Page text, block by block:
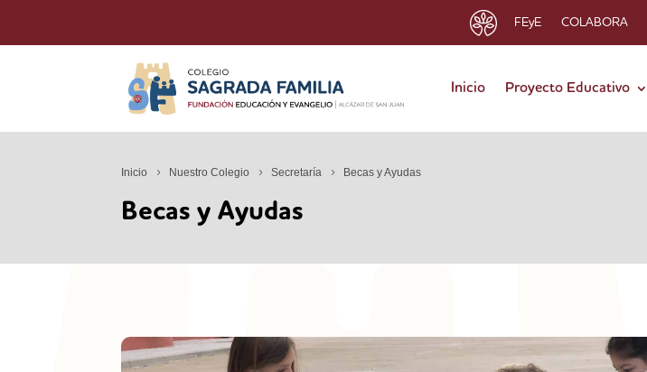
FEyE COLABORA
Inicio Proyecto Educativo
Inicio Nuestro Colegio Secretaría Becas y Ayudas
Becas y Ayudas